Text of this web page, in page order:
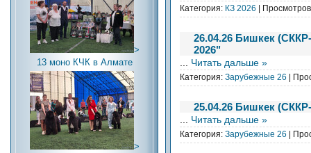
>
13 моно КЧК в Алмате
>
Категория: КЗ 2026 |
26.04.26 Бишкек
2026"
Читать дальше »
Категория: Зарубежные 26 |
25.04.26 Бишкек
Читать дальше »
Категория: Зарубежные 26 |